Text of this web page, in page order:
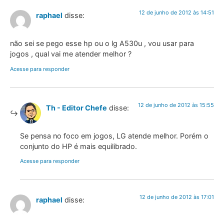
raphael disse: 12 de junho de 2012 às 14:51
não sei se pego esse hp ou o lg A530u , vou usar para
jogos , qual vai me atender melhor ?
Acesse para responder
Th - Editor Chefe disse: 12 de junho de 2012 às 15:55
Se pensa no foco em jogos, LG atende melhor. Porém o
conjunto do HP é mais equilibrado.
Acesse para responder
raphael disse: 12 de junho de 2012 às 17:01